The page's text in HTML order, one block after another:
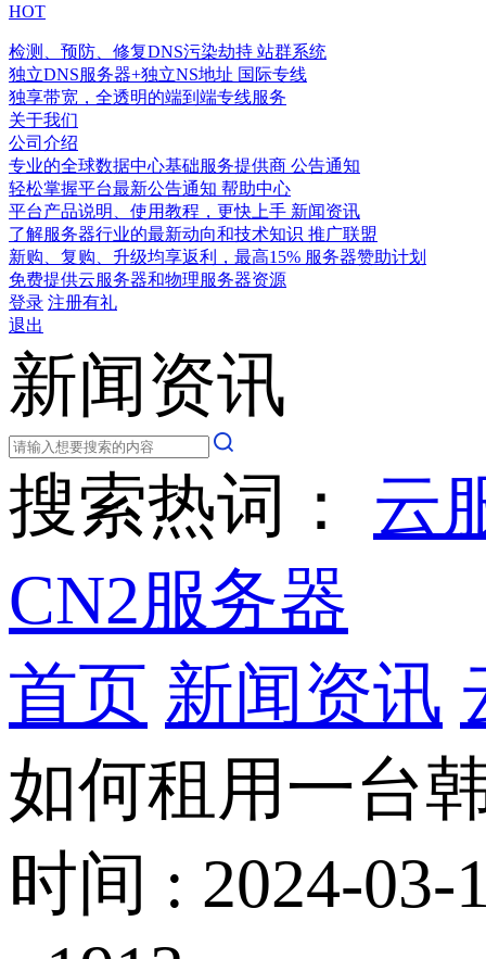
HOT
检测、预防、修复DNS污染劫持 站群系统
独立DNS服务器+独立NS地址 国际专线
独享带宽，全透明的端到端专线服务
关于我们
公司介绍
专业的全球数据中心基础服务提供商 公告通知
轻松掌握平台最新公告通知 帮助中心
平台产品说明、使用教程，更快上手 新闻资讯
了解服务器行业的最新动向和技术知识 推广联盟
新购、复购、升级均享返利，最高15% 服务器赞助计划
免费提供云服务器和物理服务器资源
登录 注册有礼
退出
新闻资讯
搜索热词： 云
CN2服务器
首页 新闻资讯
如何租用一台
时间 : 2024-03-